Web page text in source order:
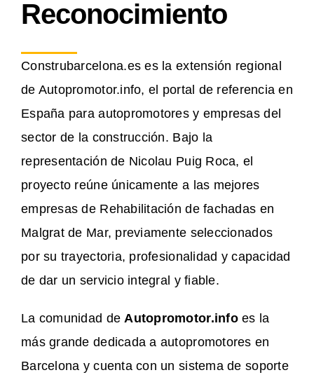
Reconocimiento
Construbarcelona.es es la extensión regional
de Autopromotor.info, el portal de referencia en
España para autopromotores y empresas del
sector de la construcción. Bajo la
representación de Nicolau Puig Roca, el
proyecto reúne únicamente a las mejores
empresas de Rehabilitación de fachadas en
Malgrat de Mar, previamente seleccionados
por su trayectoria, profesionalidad y capacidad
de dar un servicio integral y fiable.
La comunidad deAutopromotor.infoes la
más grande dedicada a autopromotores en
Barcelona y cuenta con un sistema de soporte